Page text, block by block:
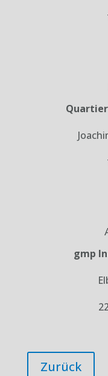
gmp
Zurück